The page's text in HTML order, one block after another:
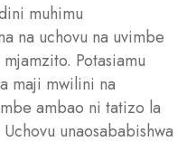
muhimu
na uchovu na uvimbe
Potasiamu
maji mwilini na
ambao ni tatizo la
unaosababishwa